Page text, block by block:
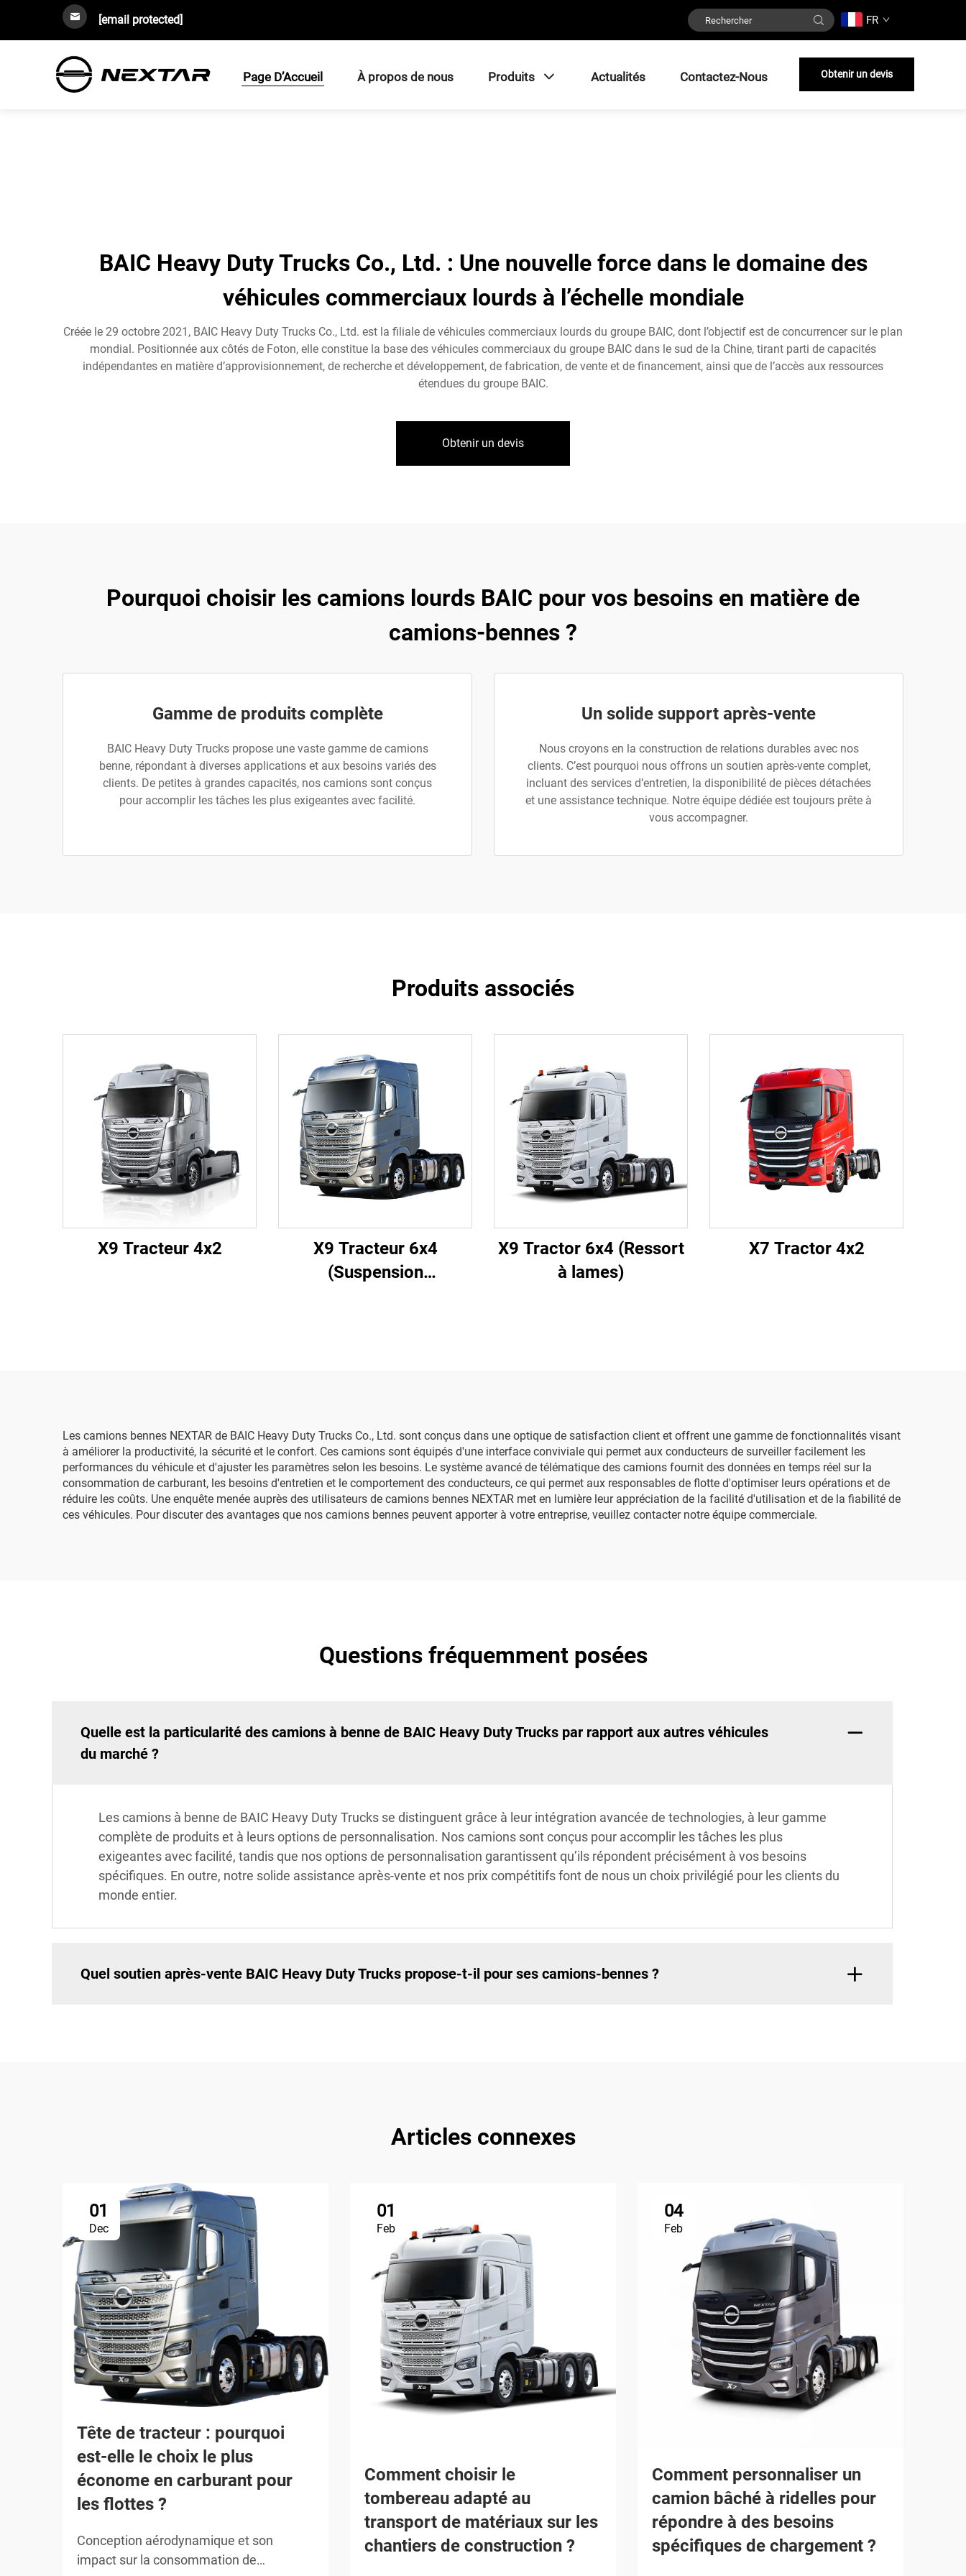
[email protected] FR
Page D’Accueil À propos de nous Produits Actualités Contactez-Nous Obtenir un devis
BAIC Heavy Duty Trucks Co., Ltd. : Une nouvelle force dans le domaine des
véhicules commerciaux lourds à l’échelle mondiale
Créée le 29 octobre 2021, BAIC Heavy Duty Trucks Co., Ltd. est la filiale de véhicules commerciaux lourds du groupe BAIC, dont l’objectif est de concurrencer sur le plan
mondial. Positionnée aux côtés de Foton, elle constitue la base des véhicules commerciaux du groupe BAIC dans le sud de la Chine, tirant parti de capacités
indépendantes en matière d’approvisionnement, de recherche et développement, de fabrication, de vente et de financement, ainsi que de l’accès aux ressources
étendues du groupe BAIC.
Obtenir un devis
Pourquoi choisir les camions lourds BAIC pour vos besoins en matière de
camions-bennes ?
Gamme de produits complète
BAIC Heavy Duty Trucks propose une vaste gamme de camions
benne, répondant à diverses applications et aux besoins variés des
clients. De petites à grandes capacités, nos camions sont conçus
pour accomplir les tâches les plus exigeantes avec facilité.
Un solide support après-vente
Nous croyons en la construction de relations durables avec nos
clients. C’est pourquoi nous offrons un soutien après-vente complet,
incluant des services d’entretien, la disponibilité de pièces détachées
et une assistance technique. Notre équipe dédiée est toujours prête à
vous accompagner.
Produits associés
X9 Tracteur 4x2
X9 Tracteur 6x4
(Suspension
X9 Tractor 6x4 (Ressort
à lames)
X7 Tractor 4x2
Les camions bennes NEXTAR de BAIC Heavy Duty Trucks Co., Ltd. sont conçus dans une optique de satisfaction client et offrent une gamme de fonctionnalités visant
à améliorer la productivité, la sécurité et le confort. Ces camions sont équipés d'une interface conviviale qui permet aux conducteurs de surveiller facilement les
performances du véhicule et d'ajuster les paramètres selon les besoins. Le système avancé de télématique des camions fournit des données en temps réel sur la
consommation de carburant, les besoins d'entretien et le comportement des conducteurs, ce qui permet aux responsables de flotte d'optimiser leurs opérations et de
réduire les coûts. Une enquête menée auprès des utilisateurs de camions bennes NEXTAR met en lumière leur appréciation de la facilité d'utilisation et de la fiabilité de
ces véhicules. Pour discuter des avantages que nos camions bennes peuvent apporter à votre entreprise, veuillez contacter notre équipe commerciale.
Questions fréquemment posées
Quelle est la particularité des camions à benne de BAIC Heavy Duty Trucks par rapport aux autres véhicules
du marché ?
Les camions à benne de BAIC Heavy Duty Trucks se distinguent grâce à leur intégration avancée de technologies, à leur gamme
complète de produits et à leurs options de personnalisation. Nos camions sont conçus pour accomplir les tâches les plus
exigeantes avec facilité, tandis que nos options de personnalisation garantissent qu’ils répondent précisément à vos besoins
spécifiques. En outre, notre solide assistance après-vente et nos prix compétitifs font de nous un choix privilégié pour les clients du
monde entier.
Quel soutien après-vente BAIC Heavy Duty Trucks propose-t-il pour ses camions-bennes ?
Articles connexes
01
Dec
Tête de tracteur : pourquoi
est-elle le choix le plus
économe en carburant pour
les flottes ?
Conception aérodynamique et son
impact sur la consommation de
01
Feb
Comment choisir le
tombereau adapté au
transport de matériaux sur les
chantiers de construction ?
04
Feb
Comment personnaliser un
camion bâché à ridelles pour
répondre à des besoins
spécifiques de chargement ?